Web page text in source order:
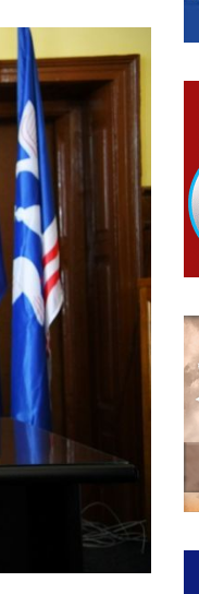
основцима
новембра